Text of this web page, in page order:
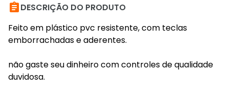
DESCRIÇÃO DO PRODUTO
Feito em plástico pvc resistente, com teclas
emborrachadas e aderentes.
não gaste seu dinheiro com controles de qualidade
duvidosa.